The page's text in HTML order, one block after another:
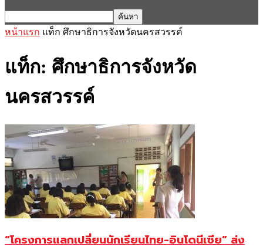
หน้าแรก แท็ก ศึกษาธิการจังหวัดนครสวรรค์
แท็ก: ศึกษาธิการจังหวัด
นครสวรรค์
“โครงการแลกเปลี่ยนนักเรียนไทย-อินโดนีเซีย” ส่ง